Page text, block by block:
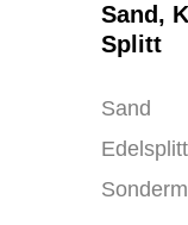
Sand,
Splitt
Sand
Edelsplitt